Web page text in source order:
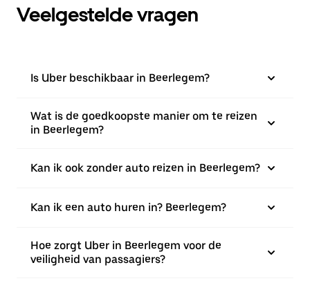
Veelgestelde vragen
Is Uber beschikbaar in Beerlegem?
Wat is de goedkoopste manier om te reizen
in Beerlegem?
Kan ik ook zonder auto reizen in Beerlegem?
Kan ik een auto huren in? Beerlegem?
Hoe zorgt Uber in Beerlegem voor de
veiligheid van passagiers?